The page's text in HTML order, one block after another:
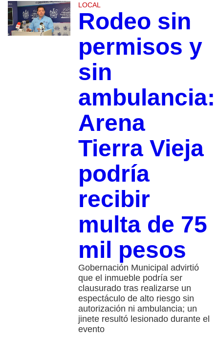
LOCAL
Rodeo sin
permisos y
sin
ambulancia:
Arena
Tierra Vieja
podría
recibir
multa de 75
mil pesos
Gobernación Municipal advirtió
que el inmueble podría ser
clausurado tras realizarse un
espectáculo de alto riesgo sin
autorización ni ambulancia; un
jinete resultó lesionado durante el
evento